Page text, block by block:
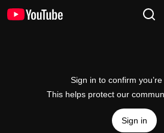
Sign in to confirm
This helps protect our
Sign in